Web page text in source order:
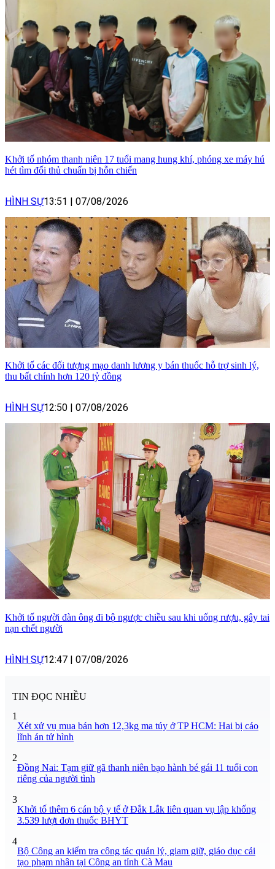
Khởi tố nhóm thanh niên 17 tuổi mang hung khí, phóng xe máy hú
hét tìm đối thủ chuẩn bị hỗn chiến
HÌNH SỰ13:51 07/08/2026
Khởi tố các đối tượng mạo danh lương y bán thuốc hỗ trợ sinh lý,
thu bất chính hơn 120 tỷ đồng
HÌNH SỰ12:50 | 07/08/2026
Khởi tố người đàn ông đi bộ ngược chiều sau khi uống rượu, gây tai
nạn chết người
HÌNH SỰ12:47 | 07/08/2026
TIN ĐỌC NHIỀU
1
Xét xử vụ mua bán hơn 12,3kg ma túy ở TP HCM: Hai bị cáo
lĩnh án tử hình
2
Đồng Nai: Tạm giữ gã thanh niên bạo hành bé gái 11 tuổi con
riêng của người tình
3
Khởi tố thêm 6 cán bộ y tế ở Đắk Lắk liên quan vụ lập khống
3.539 lượt đơn thuốc BHYT
4
Bộ Công an kiểm tra công tác quản lý, giam giữ, giáo dục cải
tạo phạm nhân tại Công an tỉnh Cà Mau